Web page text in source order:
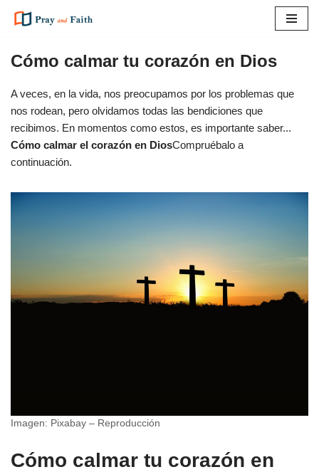
al
Cómo calmar tu corazón en Dios
A veces, en la vida, nos preocupamos por los problemas que
nos rodean, pero olvidamos todas las bendiciones que
recibimos. En momentos como estos, es importante saber...
Cómo calmar el corazón en DiosCompruébalo a
continuación.
Imagen: Pixabay – Reproducción
Cómo calmar tu corazón en